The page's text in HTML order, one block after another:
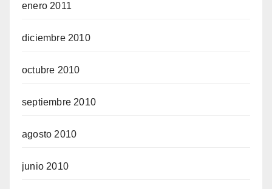
enero 2011
diciembre 2010
octubre 2010
septiembre 2010
agosto 2010
junio 2010